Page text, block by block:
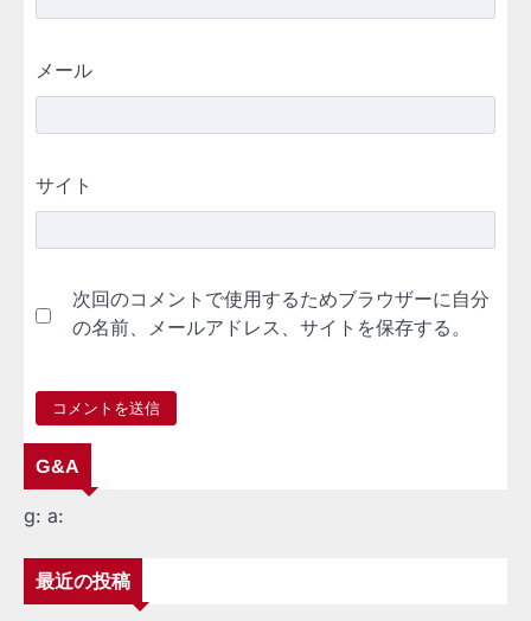
メール
サイト
次回のコメントで使用するためブラウザーに自分
の名前、メールアドレス、サイトを保存する。
G&A
g: a:
最近の投稿